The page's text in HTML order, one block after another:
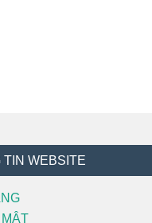
TIN WEBSITE